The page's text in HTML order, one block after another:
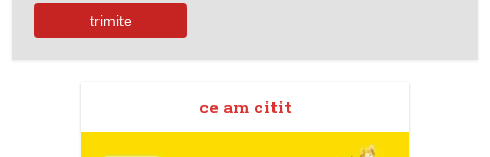
ce am citit